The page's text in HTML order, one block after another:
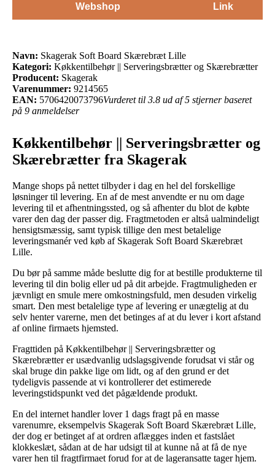
Webshop
Link
Navn: Skagerak Soft Board Skærebræt Lille
Kategori: Køkkentilbehør || Serveringsbrætter og Skærebrætter
Producent: Skagerak
Varenummer: 9214565
EAN: 5706420073796Vurderet til 3.8 ud af 5 stjerner baseret
på 9 anmeldelser
Køkkentilbehør || Serveringsbrætter og
Skærebrætter fra Skagerak
Mange shops på nettet tilbyder i dag en hel del forskellige
løsninger til levering. En af de mest anvendte er nu om dage
levering til et afhentningssted, og så afhenter du blot de købte
varer den dag der passer dig. Fragtmetoden er altså ualmindeligt
hensigtsmæssig, samt typisk tillige den mest betalelige
leveringsmanér ved køb af Skagerak Soft Board Skærebræt
Lille.
Du bør på samme måde beslutte dig for at bestille produkterne til
levering til din bolig eller ud på dit arbejde. Fragtmuligheden er
jævnligt en smule mere omkostningsfuld, men desuden virkelig
smart. Den mest betalelige type af levering er unægtelig at du
selv henter varerne, men det betinges af at du lever i kort afstand
af online firmaets hjemsted.
Fragttiden på Køkkentilbehør || Serveringsbrætter og
Skærebrætter er usædvanlig udslagsgivende forudsat vi står og
skal bruge din pakke lige om lidt, og af den grund er det
tydeligvis passende at vi kontrollerer det estimerede
leveringstidspunkt ved det pågældende produkt.
En del internet handler lover 1 dags fragt på en masse
varenumre, eksempelvis Skagerak Soft Board Skærebræt Lille,
der dog er betinget af at ordren aflægges inden et fastslået
klokkeslæt, sådan at de har udsigt til at kunne nå at få de nye
varer hen til fragtfirmaet forud for at de lageransatte tager hjem.